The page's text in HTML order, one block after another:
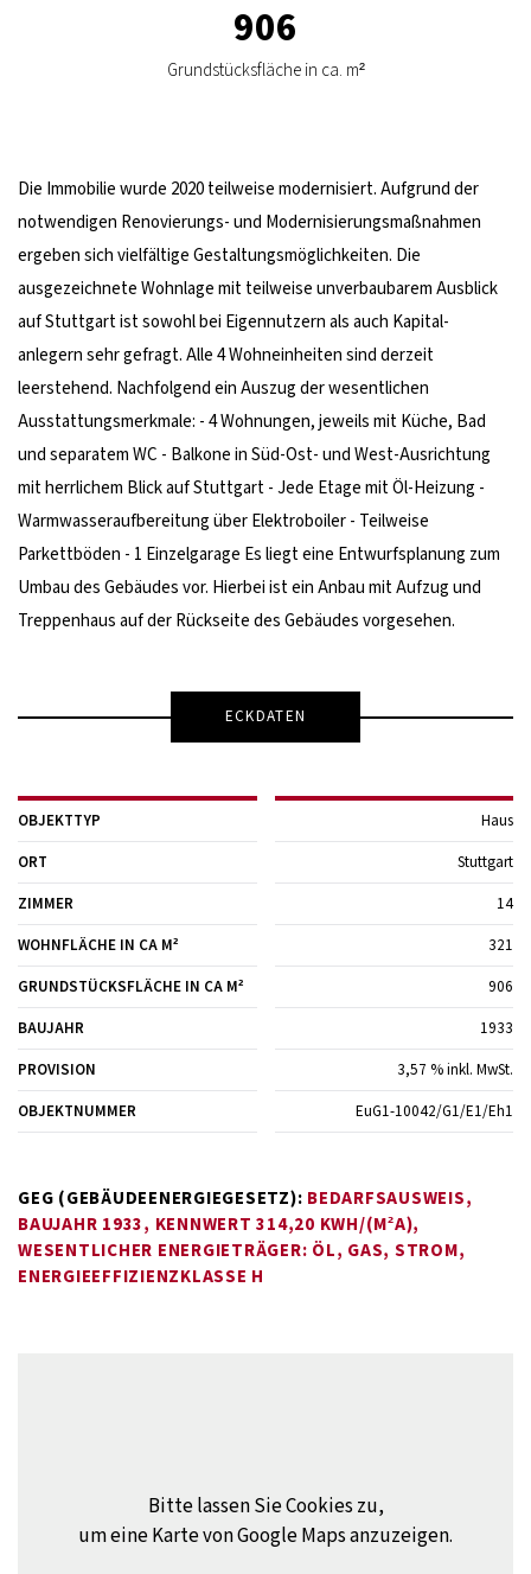
906
Grundstücksfläche in ca. m²
Die Immobilie wurde 2020 teilweise modernisiert. Aufgrund der
notwendigen Renovierungs- und Modernisierungsmaßnahmen
ergeben sich vielfältige Gestaltungsmöglichkeiten. Die
ausgezeichnete Wohnlage mit teilweise unverbaubarem Ausblick
auf Stuttgart ist sowohl bei Eigennutzern als auch Kapital-
anlegern sehr gefragt. Alle 4 Wohneinheiten sind derzeit
leerstehend. Nachfolgend ein Auszug der wesentlichen
Ausstattungsmerkmale: - 4 Wohnungen, jeweils mit Küche, Bad
und separatem WC - Balkone in Süd-Ost- und West-Ausrichtung
mit herrlichem Blick auf Stuttgart - Jede Etage mit Öl-Heizung -
Warmwasseraufbereitung über Elektroboiler - Teilweise
Parkettböden - 1 Einzelgarage Es liegt eine Entwurfsplanung zum
Umbau des Gebäudes vor. Hierbei ist ein Anbau mit Aufzug und
Treppenhaus auf der Rückseite des Gebäudes vorgesehen.
ECKDATEN
OBJEKTTYP Haus
ORT Stuttgart
ZIMMER 14
WOHNFLÄCHE IN CA M² 321
GRUNDSTÜCKSFLÄCHE IN CA M² 906
BAUJAHR 1933
PROVISION 3,57 % inkl. MwSt.
OBJEKTNUMMER EuG1-10042/G1/E1/Eh1
GEG (GEBÄUDEENERGIEGESETZ): BEDARFSAUSWEIS,
BAUJAHR 1933, KENNWERT 314,20 KWH/(M²A),
WESENTLICHER ENERGIETRÄGER: ÖL, GAS, STROM,
ENERGIEEFFIZIENZKLASSE H
Bitte lassen Sie Cookies zu,
um eine Karte von Google Maps anzuzeigen.